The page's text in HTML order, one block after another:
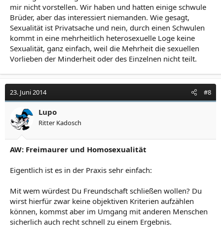
mir nicht vorstellen. Wir haben und hatten einige schwule
Brüder, aber das interessiert niemanden. Wie gesagt,
Sexualität ist Privatsache und nein, durch einen Schwulen
kommt in eine mehrheitlich heterosexuelle Loge keine
Sexualität, ganz einfach, weil die Mehrheit die sexuellen
Vorlieben der Minderheit oder des Einzelnen nicht teilt.
23. Juni 2014 #8
Lupo
Ritter Kadosch
AW: Freimaurer und Homosexualität
Eigentlich ist es in der Praxis sehr einfach:
Mit wem würdest Du Freundschaft schließen wollen? Du
wirst hierfür zwar keine objektiven Kriterien aufzählen
können, kommst aber im Umgang mit anderen Menschen
sicherlich auch recht schnell zu einem Ergebnis.